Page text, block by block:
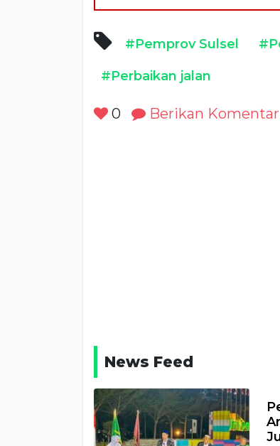
#Pemprov Sulsel
#Perbaikan jalan
0 Berikan
News Feed